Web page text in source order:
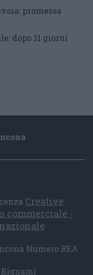
promessa
dopo 11 giorni
Creative
commerciale -
Numero REA